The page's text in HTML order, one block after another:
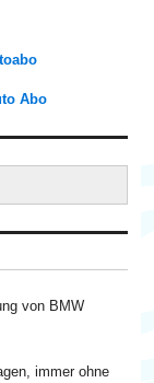
Abo
von BMW
immer ohne